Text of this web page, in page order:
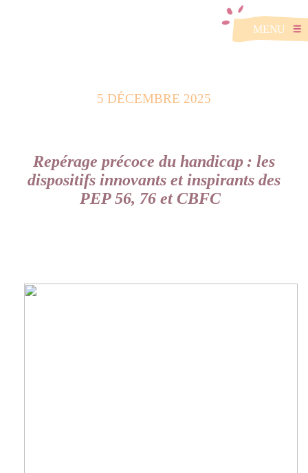
MENU
5 DÉCEMBRE 2025
Repérage précoce du handicap : les
dispositifs innovants et inspirants des
PEP 56, 76 et CBFC